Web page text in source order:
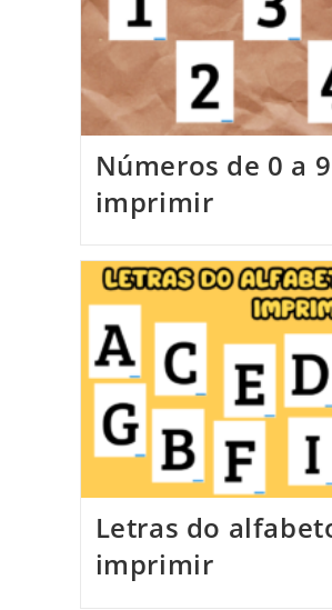
Números de 0 a
imprimir
Letras do
imprimir